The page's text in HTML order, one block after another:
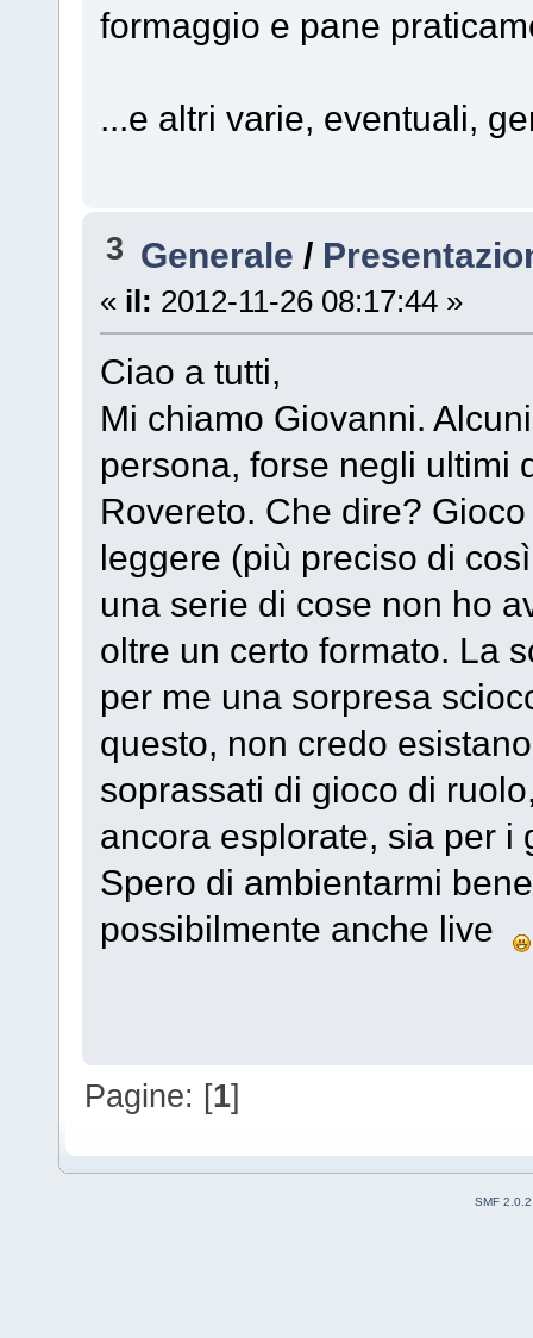
formaggio e pane
...e altri varie, eventuali,
3 Generale /
« il: 2012-11-26 08:17:44 »
Ciao a tutti,
Mi chiamo Giovanni.
persona, forse negli ultimi
Rovereto. Che dire?
leggere (più preciso di
una serie di cose non ho
oltre un certo formato. La
per me una sorpresa
questo, non credo
soprassati di gioco di
ancora esplorate, sia per i
Spero di ambientarmi
possibilmente anche live
Pagine: [1]
SMF 2.0.2